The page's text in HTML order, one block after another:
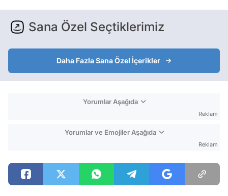
Sana Özel Seçtiklerimiz
Daha Fazla Sana Özel İçerikler
Yorumlar Aşağıda
Reklam
Yorumlar ve Emojiler Aşağıda
Reklam